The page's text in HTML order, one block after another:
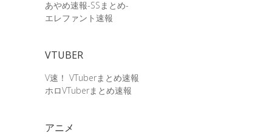
あやめ速報-SSまとめ-
エレファント速報
VTUBER
V速！ VTuberまとめ速報
ホロVTuberまとめ速報
アニメ